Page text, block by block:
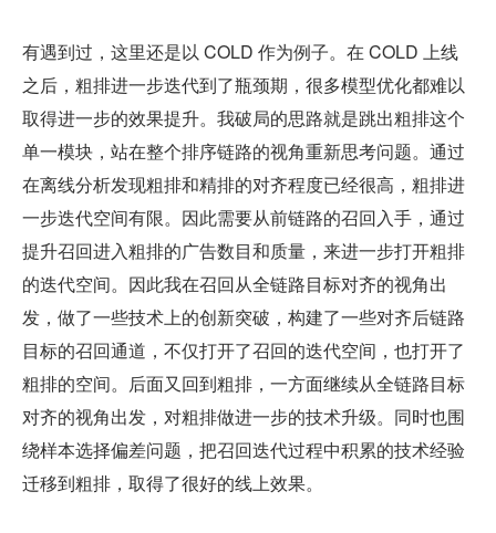
有遇到过，这里还是以 COLD 作为例子。在 COLD 上线
之后，粗排进一步迭代到了瓶颈期，很多模型优化都难以
取得进一步的效果提升。我破局的思路就是跳出粗排这个
单一模块，站在整个排序链路的视角重新思考问题。通过
在离线分析发现粗排和精排的对齐程度已经很高，粗排进
一步迭代空间有限。因此需要从前链路的召回入手，通过
提升召回进入粗排的广告数目和质量，来进一步打开粗排
的迭代空间。因此我在召回从全链路目标对齐的视角出
发，做了一些技术上的创新突破，构建了一些对齐后链路
目标的召回通道，不仅打开了召回的迭代空间，也打开了
粗排的空间。后面又回到粗排，一方面继续从全链路目标
对齐的视角出发，对粗排做进一步的技术升级。同时也围
绕样本选择偏差问题，把召回迭代过程中积累的技术经验
迁移到粗排，取得了很好的线上效果。